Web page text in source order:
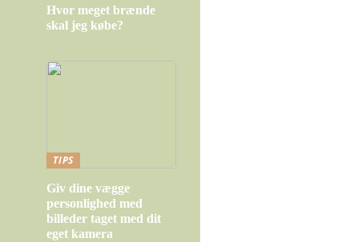
Hvor meget brænde
skal jeg købe?
TIPS
Giv dine vægge
personlighed med
billeder taget med dit
eget kamera